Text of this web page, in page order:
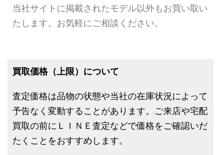
当社サイトに掲載されたモデル以外もお買い取い
たします。お気軽にご相談ください。
買取価格（上限）について
査定価格は品物の状態や当社の在庫状況によって
予告なく変動することがあります。ご来店や宅配
買取の前にＬＩＮＥ査定などで価格をご確認いだ
たくことをおすすめします。